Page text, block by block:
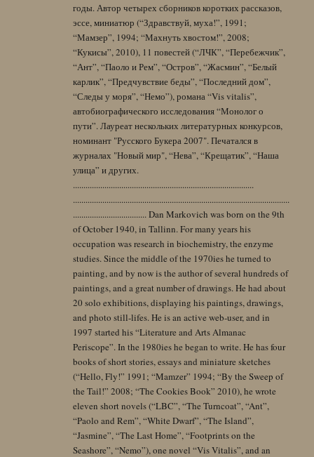
годы. Автор четырех сборников коротких рассказов,
эссе, миниатюр (“Здравствуй, муха!”, 1991;
“Мамзер”, 1994; “Махнуть хвостом!”, 2008;
“Кукисы”, 2010), 11 повестей (“ЛЧК”, “Перебежчик”,
“Ант”, “Паоло и Рем”, “Остров”, “Жасмин”, “Белый
карлик”, “Предчувствие беды”, “Последний дом”,
“Следы у моря”, “Немо”), романа “Vis vitalis”,
автобиографического исследования “Монолог о
пути”. Лауреат нескольких литературных конкурсов,
номинант "Русского Букера 2007". Печатался в
журналах "Новый мир", “Нева”, “Крещатик”, “Наша
улица” и других.
......................................................................................
.......................................................................................................
................................... Dan Markovich was born on the 9th
of October 1940, in Tallinn. For many years his
occupation was research in biochemistry, the enzyme
studies. Since the middle of the 1970ies he turned to
painting, and by now is the author of several hundreds of
paintings, and a great number of drawings. He had about
20 solo exhibitions, displaying his paintings, drawings,
and photo still-lifes. He is an active web-user, and in
1997 started his “Literature and Arts Almanac
Periscope”. In the 1980ies he began to write. He has four
books of short stories, essays and miniature sketches
(“Hello, Fly!” 1991; “Mamzer” 1994; “By the Sweep of
the Tail!” 2008; “The Cookies Book” 2010), he wrote
eleven short novels (“LBC”, “The Turncoat”, “Ant”,
“Paolo and Rem”, “White Dwarf”, “The Island”,
“Jasmine”, “The Last Home”, “Footprints on the
Seashore”, “Nemo”), one novel “Vis Vitalis”, and an